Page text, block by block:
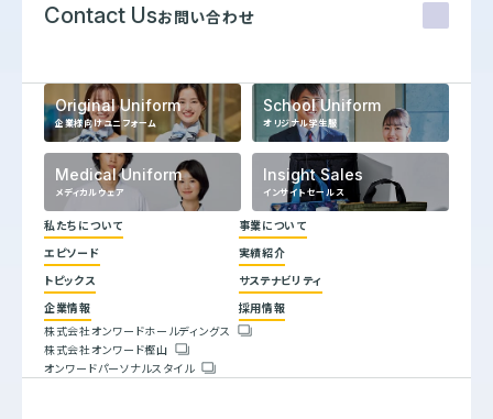
Contact Usお問い合わせ
Original Uniform
企業様向けユニフォーム
School Uniform
オリジナル学生服
Medical Uniform
メディカルウェア
Insight Sales
インサイトセールス
私たちについて
代表メッセージ
企業理念
ヒストリー
事業について
エピソード
実績紹介
トピックス
サステナビリティ
トップコミットメント
具体的な取り組みと目標
企業情報
会社概要
人権方針
採用情報
株式会社オンワードホールディングス
株式会社オンワード樫山
オンワードパーソナルスタイル